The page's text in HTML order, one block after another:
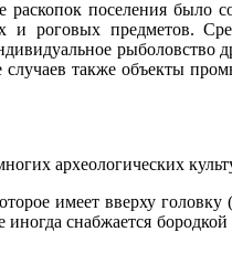
поселения было
и роговых предметов.
случаев также объекты
археологических
имеет вверху головку
снабжается